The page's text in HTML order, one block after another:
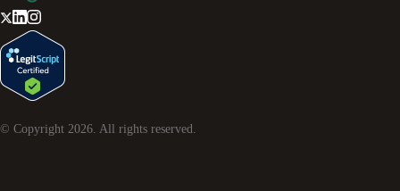
© Copyright 2026 . All rights reserved.